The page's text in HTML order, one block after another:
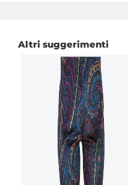
Altri suggerimenti